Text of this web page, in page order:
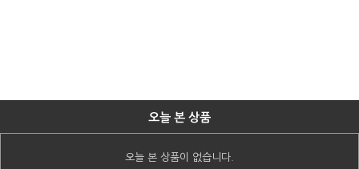
오늘 본 상품
오늘 본 상품이 없습니다.